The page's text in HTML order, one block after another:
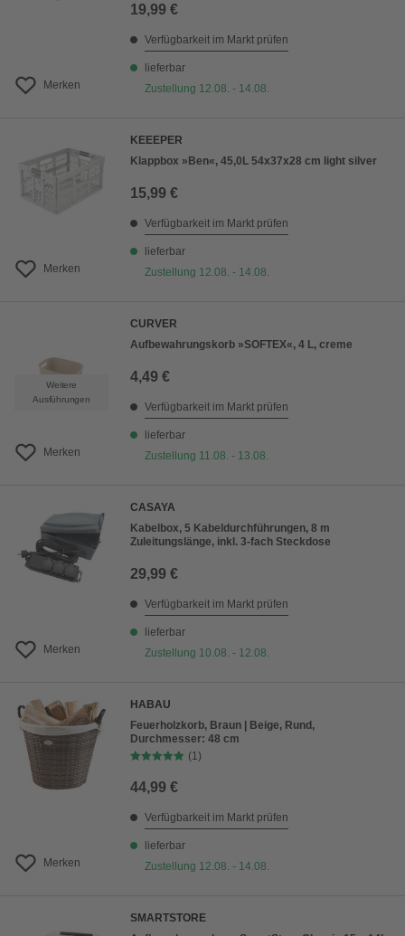
Merken
19,99 €
Verfügbarkeit im Markt prüfen
lieferbar
Zustellung 12.08. - 14.08.
Merken
KEEEPER
Klappbox »Ben«, 45,0L 54x37x28 cm light silver
15,99 €
Verfügbarkeit im Markt prüfen
lieferbar
Zustellung 12.08. - 14.08.
Weitere
Ausführungen
Merken
CURVER
Aufbewahrungskorb »SOFTEX«, 4 L, creme
4,49 €
Verfügbarkeit im Markt prüfen
lieferbar
Zustellung 11.08. - 13.08.
Merken
CASAYA
Kabelbox, 5 Kabeldurchführungen, 8 m
Zuleitungslänge, inkl. 3-fach Steckdose
29,99 €
Verfügbarkeit im Markt prüfen
lieferbar
Zustellung 10.08. - 12.08.
Merken
HABAU
Feuerholzkorb, Braun | Beige, Rund,
Durchmesser: 48 cm
(1)
44,99 €
Verfügbarkeit im Markt prüfen
lieferbar
Zustellung 12.08. - 14.08.
SMARTSTORE